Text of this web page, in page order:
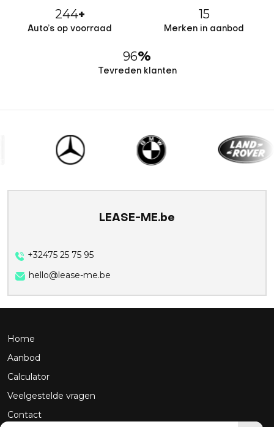
244+
Auto’s op voorraad
15
Merken in aanbod
96%
Tevreden klanten
LEASE-ME.be
+32475 25 75 95
hello@lease-me.be
Home
Aanbod
Calculator
Veelgestelde vragen
Contact